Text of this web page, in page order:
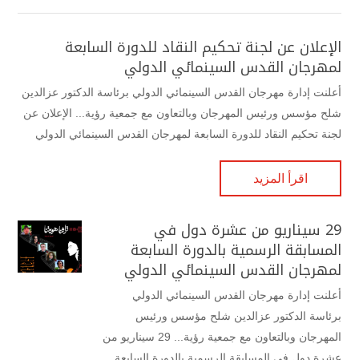
الإعلان عن لجنة تحكيم النقاد للدورة السابعة
لمهرجان القدس السينمائي الدولي
أعلنت إدارة مهرجان القدس السينمائي الدولي برئاسة الدكتور عزالدين
شلح مؤسس ورئيس المهرجان وبالتعاون مع جمعية رؤية... الإعلان عن
لجنة تحكيم النقاد للدورة السابعة لمهرجان القدس السينمائي الدولي
اقرأ المزيد
29 سيناريو من عشرة دول في
المسابقة الرسمية بالدورة السابعة
لمهرجان القدس السينمائي الدولي
أعلنت إدارة مهرجان القدس السينمائي الدولي
برئاسة الدكتور عزالدين شلح مؤسس ورئيس
المهرجان وبالتعاون مع جمعية رؤية... 29 سيناريو من